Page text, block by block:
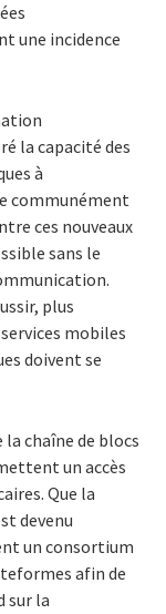
une incidence
la capacité des
à
communément
ces nouveaux
sans le
plus
mobiles
doivent se
chaîne de blocs
un accès
Que la
devenu
un consortium
afin de
sur la